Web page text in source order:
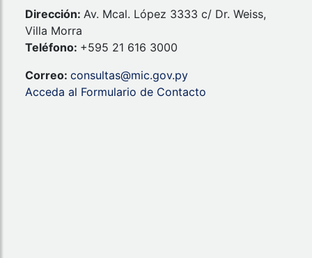
Dirección: Av. Mcal. López 3333 c/ Dr. Weiss,
Villa Morra
Teléfono: +595 21 616 3000
Correo: consultas@mic.gov.py
Acceda al Formulario de Contacto